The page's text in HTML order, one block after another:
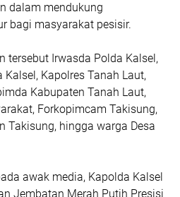
dalam mendukung
bagi masyarakat pesisir.
tersebut Irwasda Polda Kalsel,
Kapolres Tanah Laut,
Kabupaten Tanah Laut,
Forkopimcam Takisung,
Takisung, hingga warga Desa
awak media, Kapolda Kalsel
Jembatan Merah Putih Presisi